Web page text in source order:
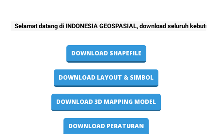
datang di INDONESIA GEOSPASIAL, download seluruh kebutuhan
DOWNLOAD SHAPEFILE
DOWNLOAD LAYOUT & SIMBOL
DOWNLOAD 3D MAPPING MODEL
DOWNLOAD PERATURAN